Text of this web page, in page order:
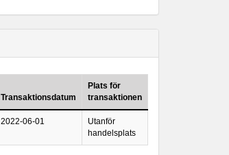
Transaktionsdatum
Plats för
transaktionen
2022-06-01
Utanför
handelsplats